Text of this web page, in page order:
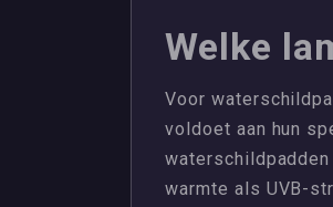
Welke
Voor
voldoet aan hun
warmte als UVB-